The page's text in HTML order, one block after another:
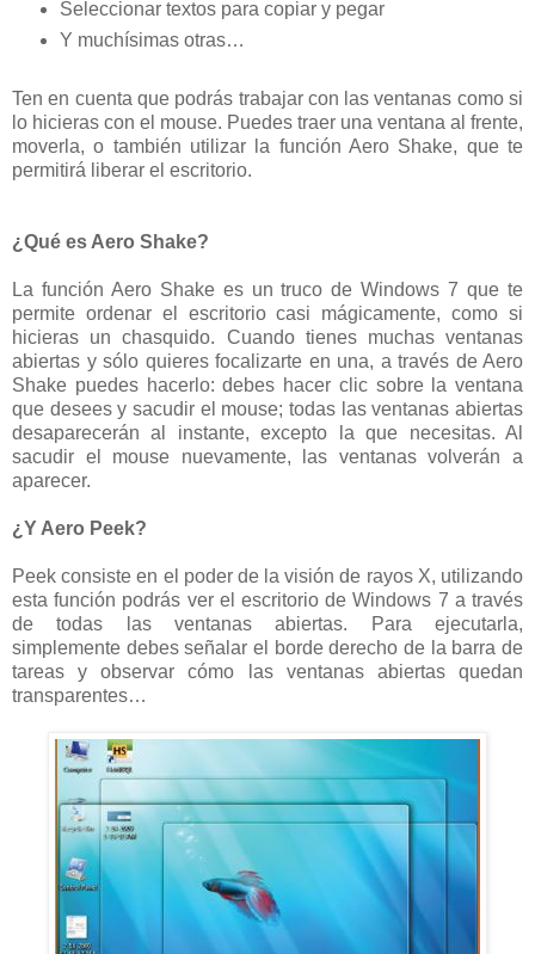
Seleccionar textos para copiar y pegar
Y muchísimas otras…
Ten en cuenta que podrás trabajar con las ventanas como si
lo hicieras con el mouse. Puedes traer una ventana al frente,
moverla, o también utilizar la función Aero Shake, que te
permitirá liberar el escritorio.
¿Qué es Aero Shake?
La función Aero Shake es un truco de Windows 7 que te
permite ordenar el escritorio casi mágicamente, como si
hicieras un chasquido. Cuando tienes muchas ventanas
abiertas y sólo quieres focalizarte en una, a través de Aero
Shake puedes hacerlo: debes hacer clic sobre la ventana
que desees y sacudir el mouse; todas las ventanas abiertas
desaparecerán al instante, excepto la que necesitas. Al
sacudir el mouse nuevamente, las ventanas volverán a
aparecer.
¿Y Aero Peek?
Peek consiste en el poder de la visión de rayos X, utilizando
esta función podrás ver el escritorio de Windows 7 a través
de todas las ventanas abiertas. Para ejecutarla,
simplemente debes señalar el borde derecho de la barra de
tareas y observar cómo las ventanas abiertas quedan
transparentes…